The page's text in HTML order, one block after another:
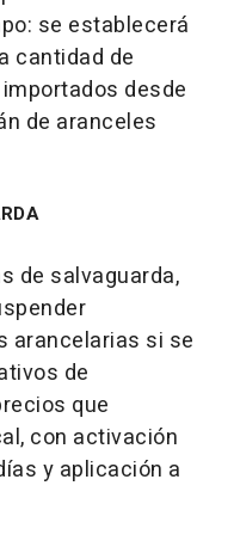
se establecerá
cantidad de
desde
de aranceles
de salvaguarda,
arancelarias si se
de
que
con activación
y aplicación a